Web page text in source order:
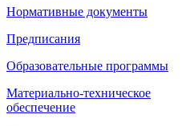
Нормативные документы
Предписания
Образовательные программы
Материально-техническое
обеспечение